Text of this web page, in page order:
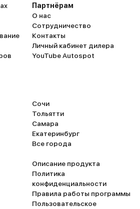
жёсткая,
на
лежачих
равно
смеются:
пластик в
через неделю
покрылся
рук. Теперь
— влажные
саду. А
переключатель
включить
три
Партнёрам
О нас
Сотрудничество
Контакты
Личный кабинет дилера
YouTube Autospot
Сочи
Тольятти
Самара
Екатеринбург
Все города
Описание продукта
Политика
конфиденциальности
Правила работы программы
Пользовательское